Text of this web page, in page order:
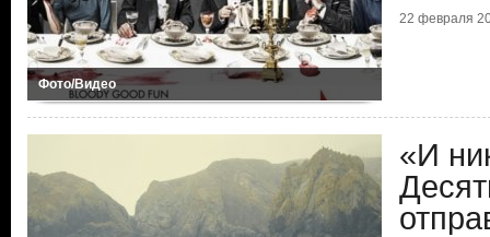
Фото/Видео
22 февраля
«И